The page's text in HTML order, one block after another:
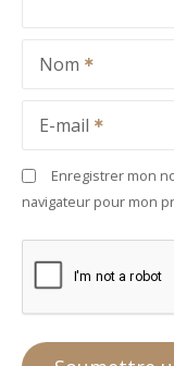
Nom
E-mail
Enregistrer mon
navigateur pour mon